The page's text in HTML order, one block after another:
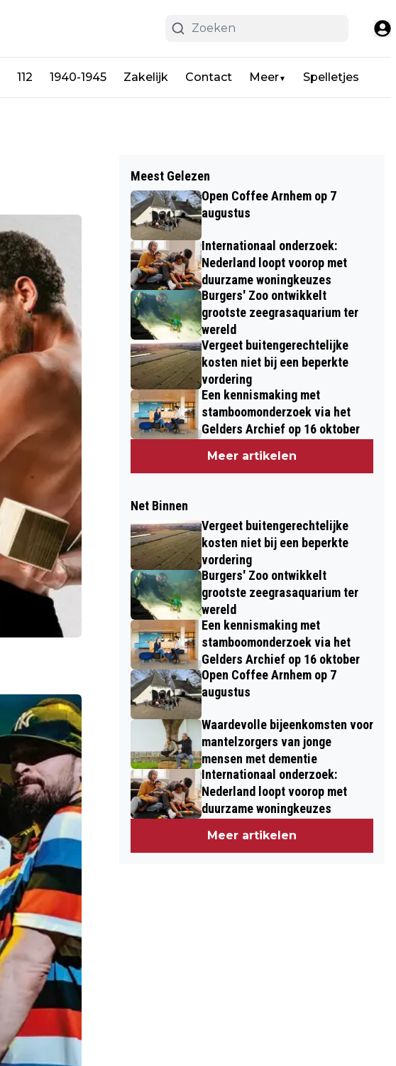
112 1940-1945 Zakelijk Contact Meer▼ Spelletjes
Meest Gelezen
Open Coffee Arnhem op 7
augustus
Internationaal onderzoek:
Nederland loopt voorop met
duurzame woningkeuzes
Burgers' Zoo ontwikkelt
grootste zeegrasaquarium ter
wereld
Vergeet buitengerechtelijke
kosten niet bij een beperkte
vordering
Een kennismaking met
stamboomonderzoek via het
Gelders Archief op 16 oktober
Meer artikelen
Net Binnen
Vergeet buitengerechtelijke
kosten niet bij een beperkte
vordering
Burgers' Zoo ontwikkelt
grootste zeegrasaquarium ter
wereld
Een kennismaking met
stamboomonderzoek via het
Gelders Archief op 16 oktober
Open Coffee Arnhem op 7
augustus
Waardevolle bijeenkomsten voor
mantelzorgers van jonge
mensen met dementie
Internationaal onderzoek:
Nederland loopt voorop met
duurzame woningkeuzes
Meer artikelen